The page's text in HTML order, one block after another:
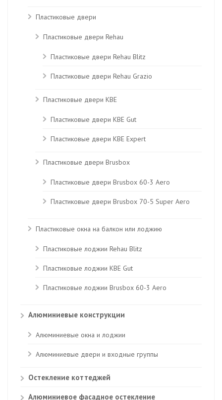
Пластиковые двери
Пластиковые двери Rehau
Пластиковые двери Rehau Blitz
Пластиковые двери Rehau Grazio
Пластиковые двери KBE
Пластиковые двери КВЕ Gut
Пластиковые двери КВЕ Expert
Пластиковые двери Brusbox
Пластиковые двери Brusbox 60-3 Aero
Пластиковые двери Brusbox 70-5 Super Aero
Пластиковые окна на балкон или лоджию
Пластиковые лоджии Rehau Blitz
Пластиковые лоджии КВЕ Gut
Пластиковые лоджии Brusbox 60-3 Aero
Алюминиевые конструкции
Алюминиевые окна и лоджии
Алюминиевые двери и входные группы
Остекление коттеджей
Алюминиевое фасадное остекление